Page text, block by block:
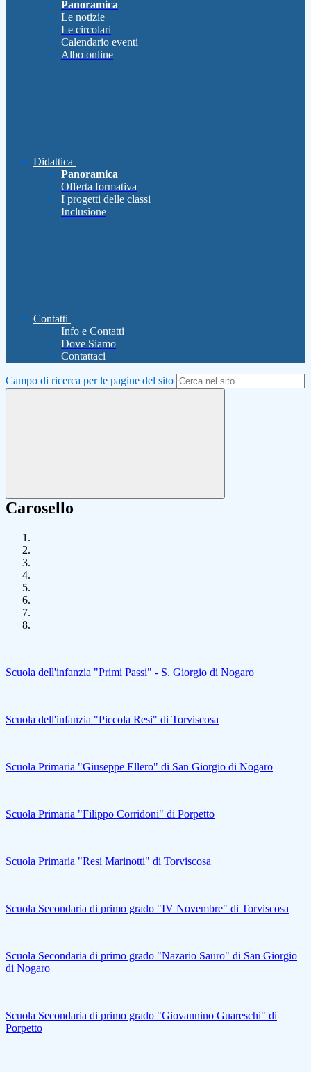
Panoramica
Le notizie
Le circolari
Calendario eventi
Albo online
Didattica
Panoramica
Offerta formativa
I progetti delle classi
Inclusione
Contatti
Info e Contatti
Dove Siamo
Contattaci
Campo di ricerca per le pagine del sito
Carosello
Scuola dell'infanzia "Primi Passi" - S. Giorgio di Nogaro
Scuola dell'infanzia "Piccola Resi" di Torviscosa
Scuola Primaria "Giuseppe Ellero" di San Giorgio di Nogaro
Scuola Primaria "Filippo Corridoni" di Porpetto
Scuola Primaria "Resi Marinotti" di Torviscosa
Scuola Secondaria di primo grado "IV Novembre" di Torviscosa
Scuola Secondaria di primo grado "Nazario Sauro" di San Giorgio
di Nogaro
Scuola Secondaria di primo grado "Giovannino Guareschi" di
Porpetto